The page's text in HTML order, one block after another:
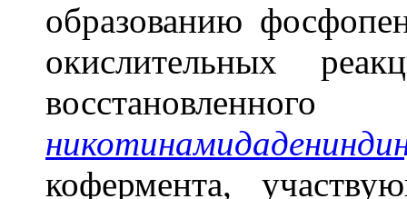
образованию
окислительных
восстановленного
кофермента,